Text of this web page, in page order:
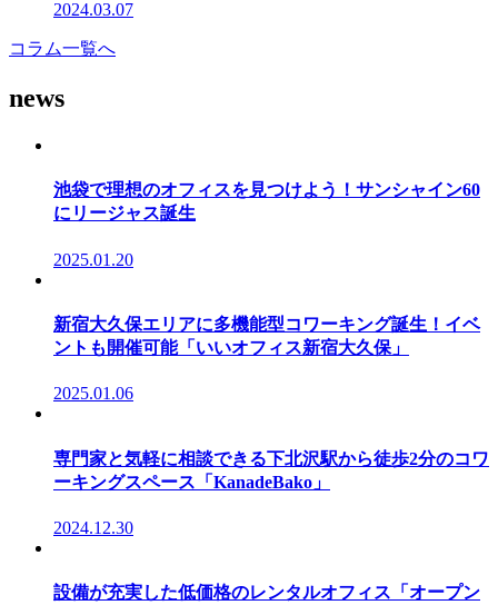
2024.03.07
コラム一覧へ
news
池袋で理想のオフィスを見つけよう！サンシャイン60
にリージャス誕生
2025.01.20
新宿大久保エリアに多機能型コワーキング誕生！イベ
ントも開催可能「いいオフィス新宿大久保」
2025.01.06
専門家と気軽に相談できる下北沢駅から徒歩2分のコワ
ーキングスペース「KanadeBako」
2024.12.30
設備が充実した低価格のレンタルオフィス「オープン